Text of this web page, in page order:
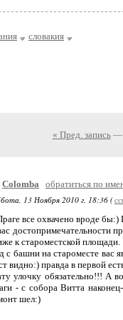
словакия
« Пред. запись—
Colomba
обратиться по
13 Ноября 2010 г. 18:36 (
все охвачено вроде бы:)
достопримечательности
к староместской площади.
с башни на староместе вас
видно:) правда в первой
улочку обязательно!!! А
- с собора Витта
шел:)